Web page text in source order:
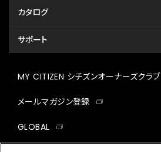
カタログ
サポート
MY CITIZEN シチズンオーナーズクラブ
メールマガジン登録
GLOBAL